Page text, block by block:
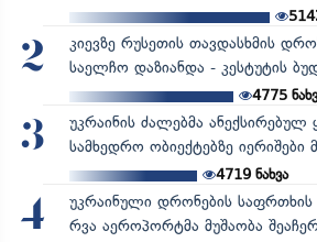
2
კიევზე რუსეთის თავდასხმის
საელჩო დაზიანდა - კესტუტის
4775
3
უკრაინის ძალებმა ანექსირებულ
სამხედრო ობიექტებზე იერიშები
4719ნახვა
4
უკრაინული დრონების საფრთხის
რვა აეროპორტმა მუშაობა